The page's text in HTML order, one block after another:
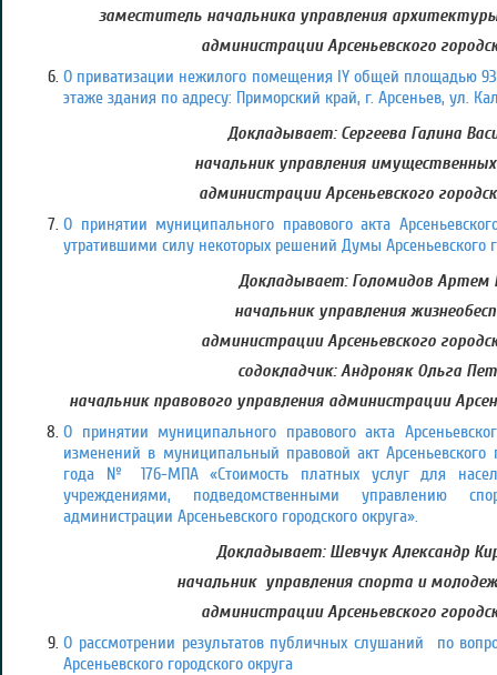
заместитель начальника управления
администрации Арсеньевского
О приватизации нежилого помещения IY общей площадью
этаже здания по адресу: Приморский край, г. Арсеньев, ул.
Докладывает: Сергеева Галина
начальник управления
администрации Арсеньевского
О принятии муниципального правового акта
утратившими силу некоторых решений Думы Арсеньевского
Докладывает: Голомидов Артем
начальник управления
администрации Арсеньевского
содокладчик: Андроняк Ольга
начальник правового управления администрации
О принятии муниципального правового акта
изменений в муниципальный правовой акт Арсеньевского
года № 176-МПА «Стоимость платных услуг для
учреждениями, подведомственными управлению
администрации Арсеньевского городского округа».
Докладывает: Шевчук Александр
начальник управления спорта и
администрации Арсеньевского
О рассмотрении результатов публичных слушаний по
Арсеньевского городского округа